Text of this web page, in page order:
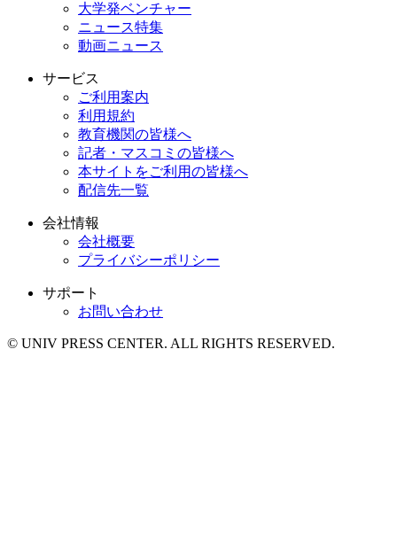
大学発ベンチャー
ニュース特集
動画ニュース
サービス
ご利用案内
利用規約
教育機関の皆様へ
記者・マスコミの皆様へ
本サイトをご利用の皆様へ
配信先一覧
会社情報
会社概要
プライバシーポリシー
サポート
お問い合わせ
© UNIV PRESS CENTER. ALL RIGHTS RESERVED.